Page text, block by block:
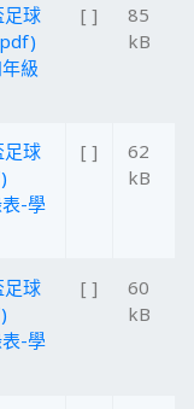
級
[ ]
85
kB
-學
[ ]
62
kB
-學
[ ]
60
kB